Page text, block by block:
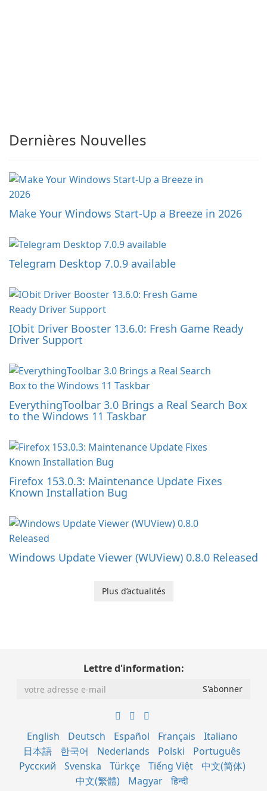
Dernières Nouvelles
Make Your Windows Start-Up a Breeze in 2026
Telegram Desktop 7.0.9 available
IObit Driver Booster 13.6.0: Fresh Game Ready
Driver Support
EverythingToolbar 3.0 Brings a Real Search Box
to the Windows 11 Taskbar
Firefox 153.0.3: Maintenance Update Fixes
Known Installation Bug
Windows Update Viewer (WUView) 0.8.0 Released
Plus d’actualités
Lettre d'information:
English Deutsch Español Français
Italiano
日本語
한국어 Nederlands Polski
Português
Русский
Svenska Türkçe Tiếng Việt
中文(简体)
中文(繁體)
Magyar हिन्दी